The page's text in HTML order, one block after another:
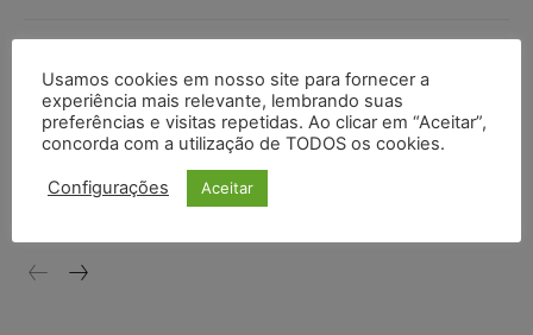
Moraes contra senador Alessandro Vieira
NOTÍCIAS 05/08/2026
Conselho Nacional de Justiça determina afastamento da
juíza Gabriela Hardt por dois anos
Usamos cookies em nosso site para fornecer a
experiência mais relevante, lembrando suas
preferências e visitas repetidas. Ao clicar em “Aceitar”,
concorda com a utilização de TODOS os cookies.
Configurações Aceitar